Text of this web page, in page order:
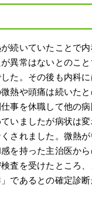
続いていたことで
異常はないとのこ
た。その後も内科
熱や頭痛は続いた
事を休職して他の
いましたが病状は
されました。微熱
を持った主治医か
査を受けたところ
」であるとの確定診